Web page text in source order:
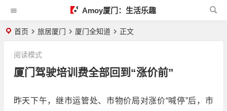
Amoy厦门：生活乐趣
首页 旅居厦门 厦门全知道 正文
厦门驾驶培训费全部回到“涨价前”
阅读模式
昨天下午，继市运管处、市物价局对涨价“喊停”后，市